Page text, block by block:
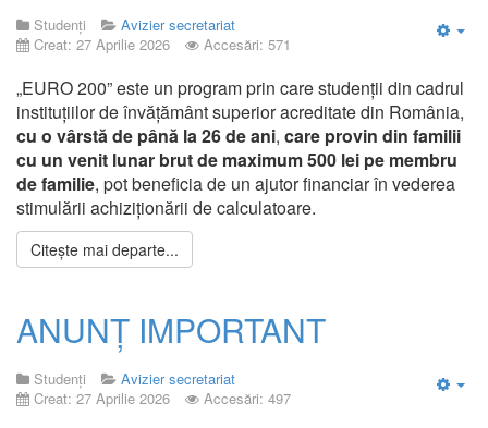
Studenți
Avizier secretariat
Creat: 27 Aprilie 2026
Accesări: 571
„EURO 200” este un program prin care studenții din cadrul
instituțiilor de învățământ superior acreditate din România,
cu o vârstă de până la 26 de ani, care provin din familii
cu un venit lunar brut de maximum 500 lei pe membru
de familie, pot beneficia de un ajutor financiar în vederea
stimulării achiziționării de calculatoare.
Citește mai departe...
ANUNȚ IMPORTANT
Studenți
Avizier secretariat
Creat: 27 Aprilie 2026
Accesări: 497